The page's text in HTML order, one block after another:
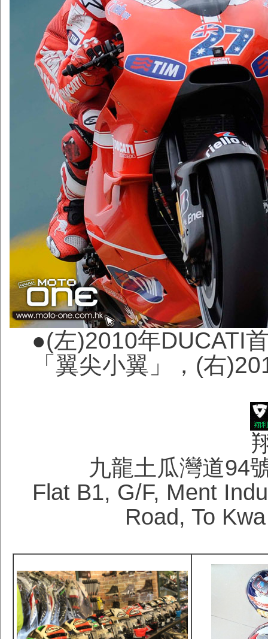
●(左)2010年DUCATI
「翼尖小翼」，(右
九龍土瓜灣道94
Flat B1, G/F, Ment
Road, To